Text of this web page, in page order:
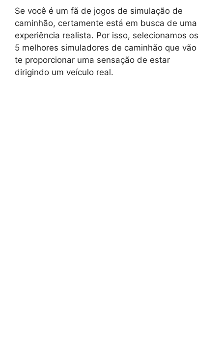
Se você é um fã de jogos de simulação de
caminhão, certamente está em busca de uma
experiência realista. Por isso, selecionamos os
5 melhores simuladores de caminhão que vão
te proporcionar uma sensação de estar
dirigindo um veículo real.